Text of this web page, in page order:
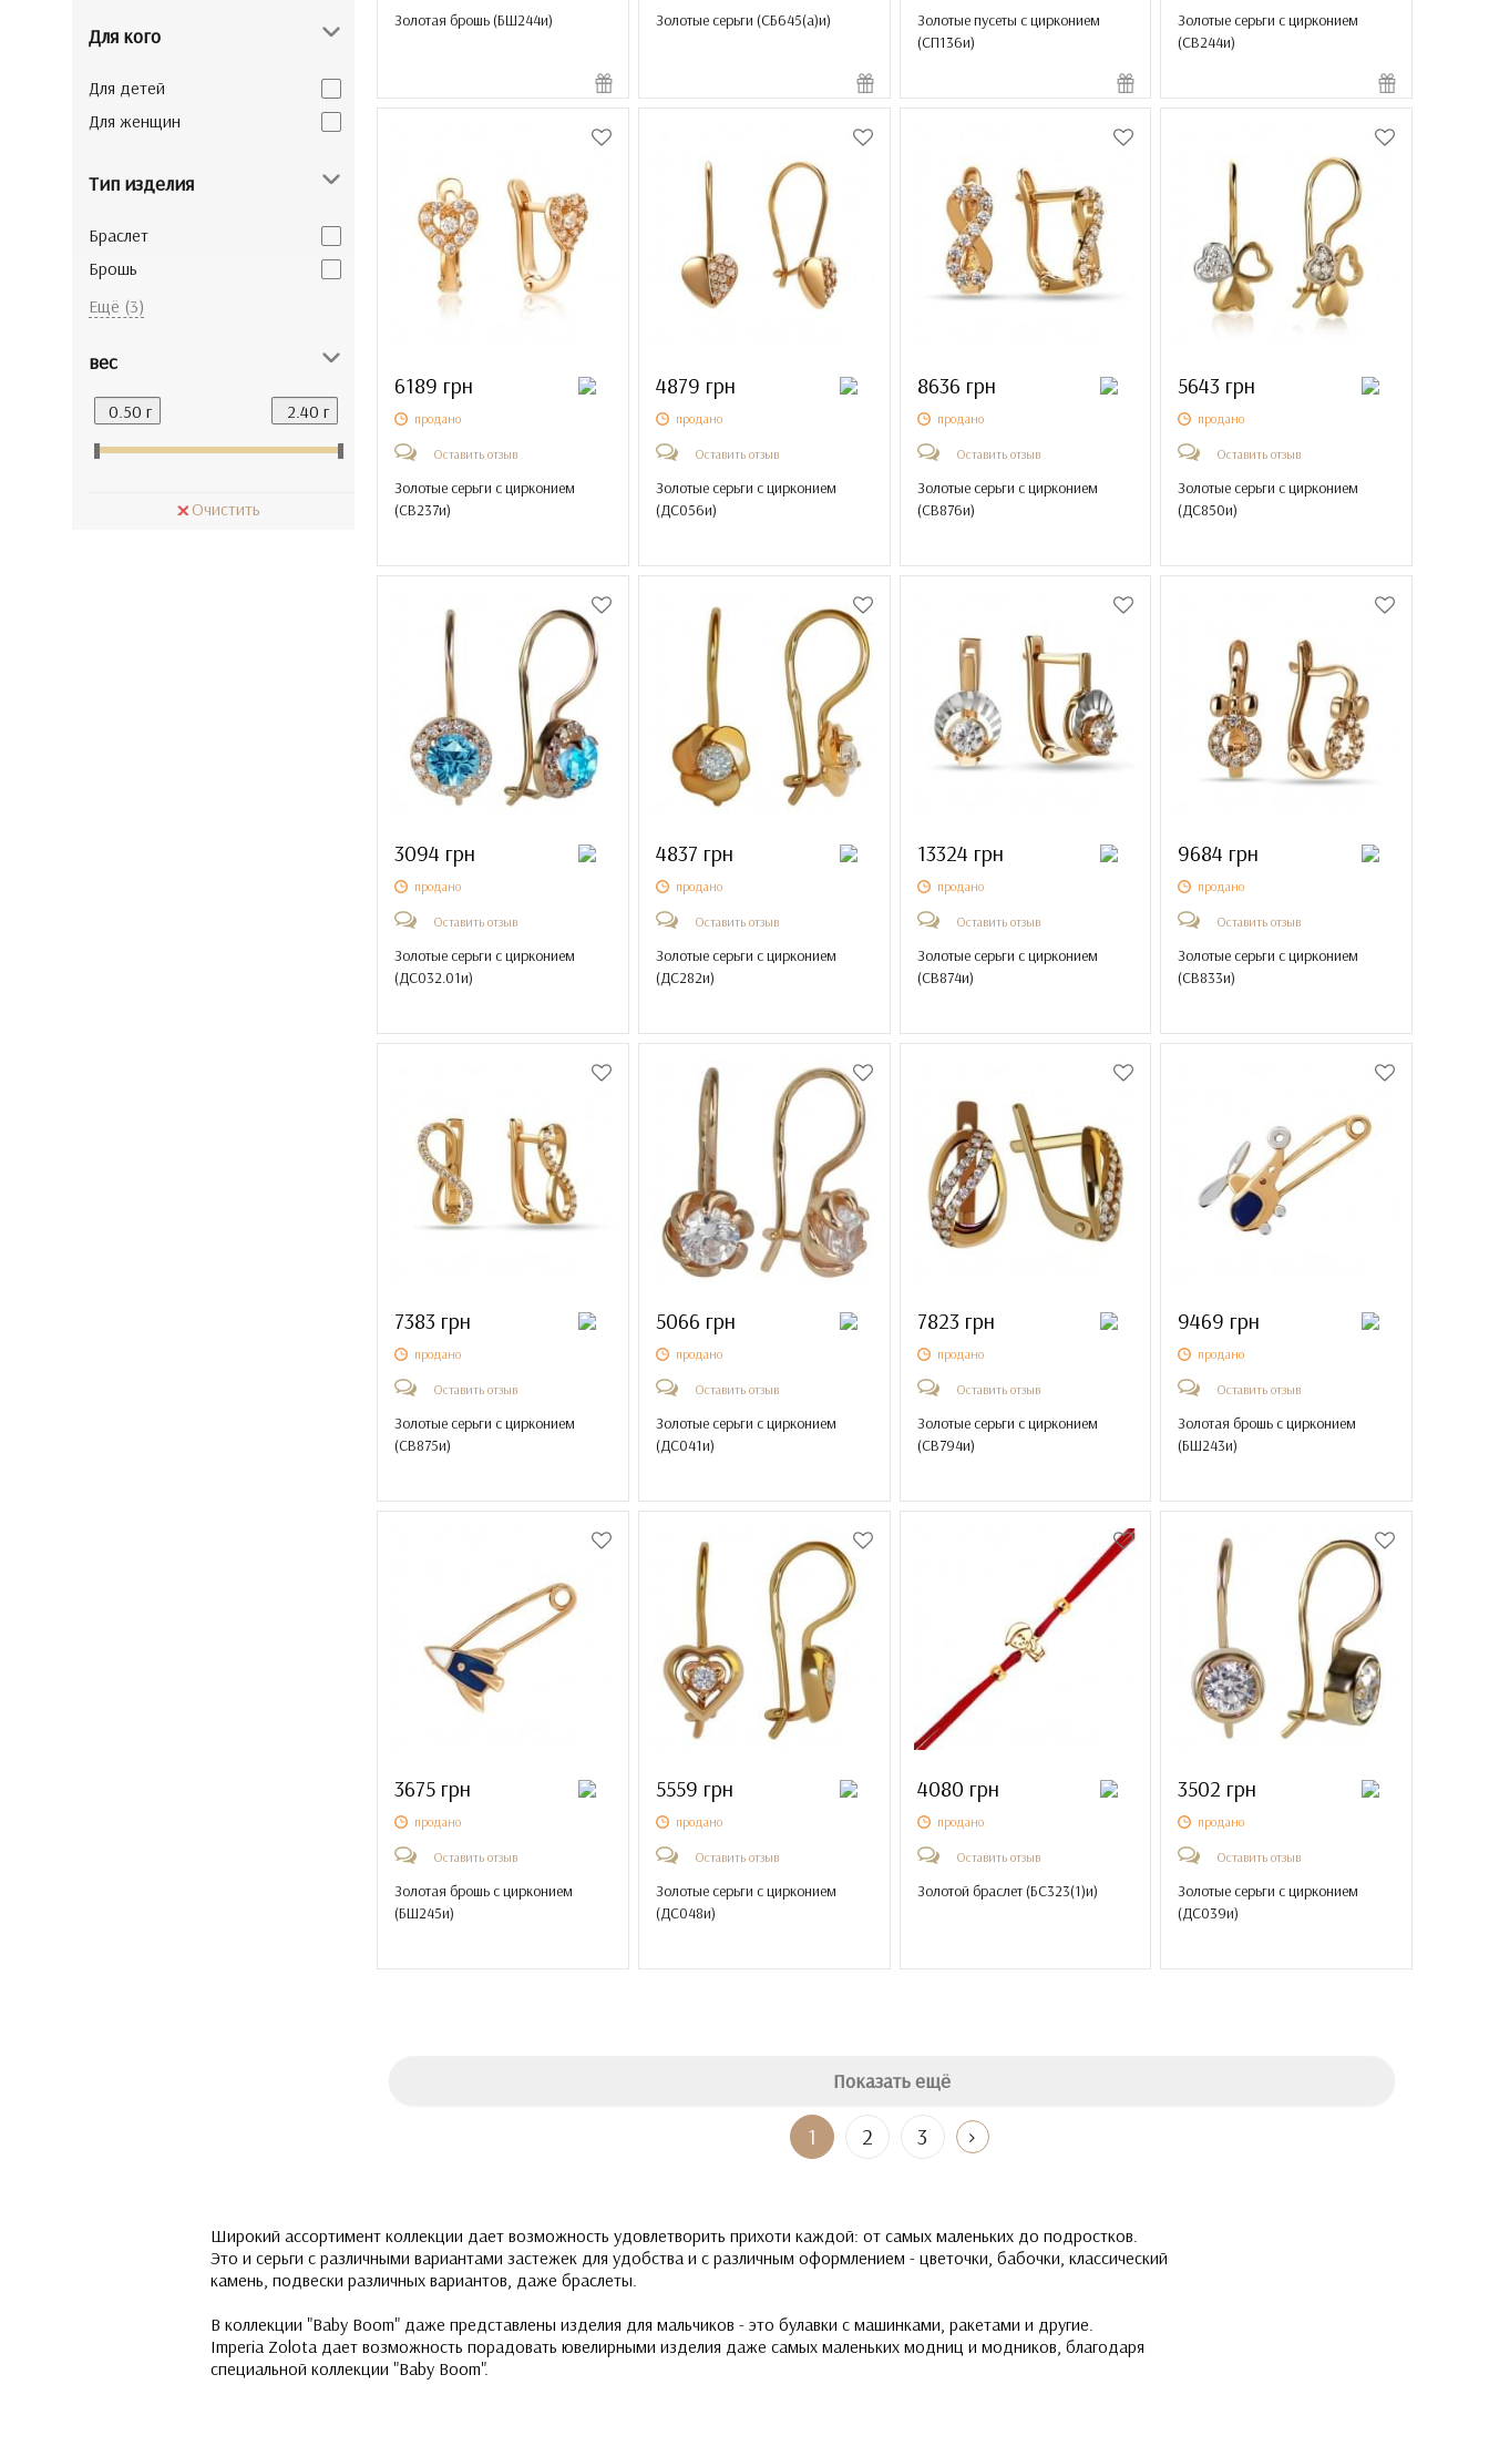
Для кого
Для детей
Для женщин
Тип изделия
Браслет
Брошь
Подвеска-кулон
Серьги
Ещё (3)
вес
Очистить
Золотая брошь (БШ244и) Золотые серьги (СБ645(а)и)
Золотые пусеты с цирконием
(СП136и)
Золотые серьги с цирконием
(СВ244и)
6189 грн
продано
Оставить отзыв
Золотые серьги с цирконием
(СВ237и)
4879 грн
продано
Оставить отзыв
Золотые серьги с цирконием
(ДС056и)
8636 грн
продано
Оставить отзыв
Золотые серьги с цирконием
(СВ876и)
5643 грн
продано
Оставить отзыв
Золотые серьги с цирконием
(ДС850и)
3094 грн
продано
Оставить отзыв
Золотые серьги с цирконием
(ДС032.01и)
4837 грн
продано
Оставить отзыв
Золотые серьги с цирконием
(ДС282и)
13324 грн
продано
Оставить отзыв
Золотые серьги с цирконием
(СВ874и)
9684 грн
продано
Оставить отзыв
Золотые серьги с цирконием
(СВ833и)
7383 грн
продано
Оставить отзыв
Золотые серьги с цирконием
(СВ875и)
5066 грн
продано
Оставить отзыв
Золотые серьги с цирконием
(ДС041и)
7823 грн
продано
Оставить отзыв
Золотые серьги с цирконием
(СВ794и)
9469 грн
продано
Оставить отзыв
Золотая брошь с цирконием
(БШ243и)
3675 грн
продано
Оставить отзыв
Золотая брошь с цирконием
(БШ245и)
5559 грн
продано
Оставить отзыв
Золотые серьги с цирконием
(ДС048и)
4080 грн
продано
Оставить отзыв
Золотой браслет (БС323(1)и)
3502 грн
продано
Оставить отзыв
Золотые серьги с цирконием
(ДС039и)
Показать ещё
1 2 3
Широкий ассортимент коллекции дает возможность удовлетворить прихоти каждой: от самых маленьких до подростков.
Это и серьги с различными вариантами застежек для удобства и с различным оформлением - цветочки, бабочки, классический
камень, подвески различных вариантов, даже браслеты.
В коллекции "Baby Boom" даже представлены изделия для мальчиков - это булавки с машинками, ракетами и другие.
Imperia Zolota дает возможность порадовать ювелирными изделия даже самых маленьких модниц и модников, благодаря
специальной коллекции "Baby Boom".